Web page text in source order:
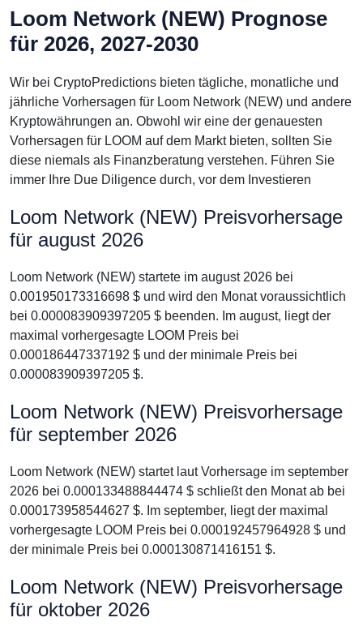
Loom Network (NEW) Prognose
für 2026, 2027-2030
Wir bei CryptoPredictions bieten tägliche, monatliche und
jährliche Vorhersagen für Loom Network (NEW) und andere
Kryptowährungen an. Obwohl wir eine der genauesten
Vorhersagen für LOOM auf dem Markt bieten, sollten Sie
diese niemals als Finanzberatung verstehen. Führen Sie
immer Ihre Due Diligence durch, vor dem Investieren
Loom Network (NEW) Preisvorhersage
für august 2026
Loom Network (NEW) startete im august 2026 bei
0.001950173316698 $ und wird den Monat voraussichtlich
bei 0.000083909397205 $ beenden. Im august, liegt der
maximal vorhergesagte LOOM Preis bei
0.000186447337192 $ und der minimale Preis bei
0.000083909397205 $.
Loom Network (NEW) Preisvorhersage
für september 2026
Loom Network (NEW) startet laut Vorhersage im september
2026 bei 0.000133488844474 $ schließt den Monat ab bei
0.000173958544627 $. Im september, liegt der maximal
vorhergesagte LOOM Preis bei 0.000192457964928 $ und
der minimale Preis bei 0.000130871416151 $.
Loom Network (NEW) Preisvorhersage
für oktober 2026